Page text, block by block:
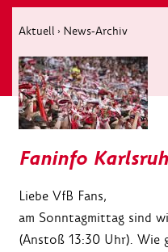
Aktuell › News-Archiv
Faninfo
Liebe VfB Fans,
am Sonntagmittag sind
(Anstoß 13:30 Uhr). Wie